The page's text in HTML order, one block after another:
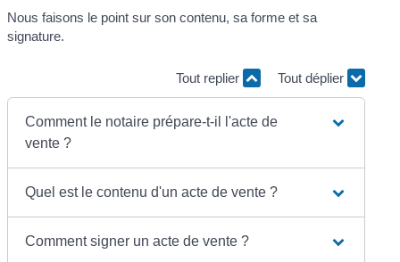
Nous faisons le point sur son contenu, sa forme et sa
signature.
Tout replier Tout déplier
Comment le notaire prépare-t-il l'acte de
vente ?
Quel est le contenu d'un acte de vente ?
Comment signer un acte de vente ?